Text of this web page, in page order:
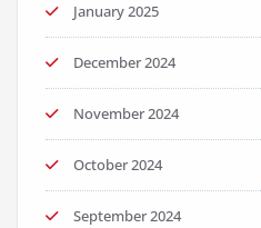
January 2025
December 2024
November 2024
October 2024
September 2024